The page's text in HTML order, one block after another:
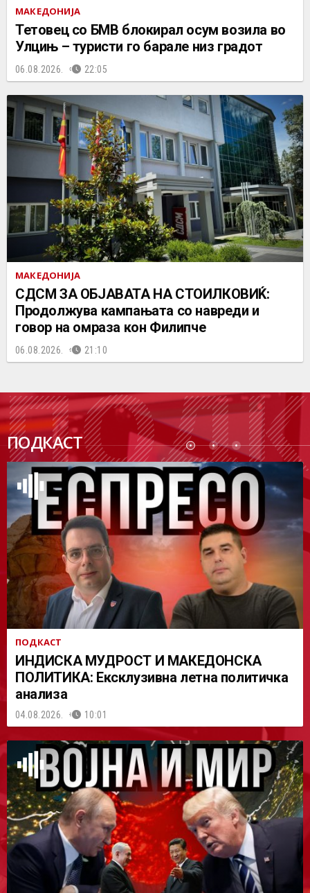
МАКЕДОНИЈА
Тетовец со БМВ блокирал осум возила во
Улцињ – туристи го барале низ градот
06.08.2026. 22:05
МАКЕДОНИЈА
СДСМ ЗА ОБЈАВАТА НА СТОИЛКОВИЌ:
Продолжува кампањата со навреди и
говор на омраза кон Филипче
06.08.2026. 21:10
ПОДКАСТ
ПОДК
АСТ
ПОДКАСТ
ИНДИСКА МУДРОСТ И МАКЕДОНСКА
ПОЛИТИКА: Ексклузивна летна политичка
анализа
04.08.2026. 10:01